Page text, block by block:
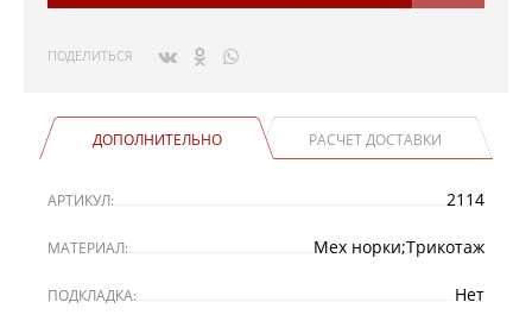
ПОДЕЛИТЬСЯ
ДОПОЛНИТЕЛЬНО РАСЧЕТ ДОСТАВКИ
АРТИКУЛ: 2114
МАТЕРИАЛ: Мех норки;Трикотаж
ПОДКЛАДКА: Нет